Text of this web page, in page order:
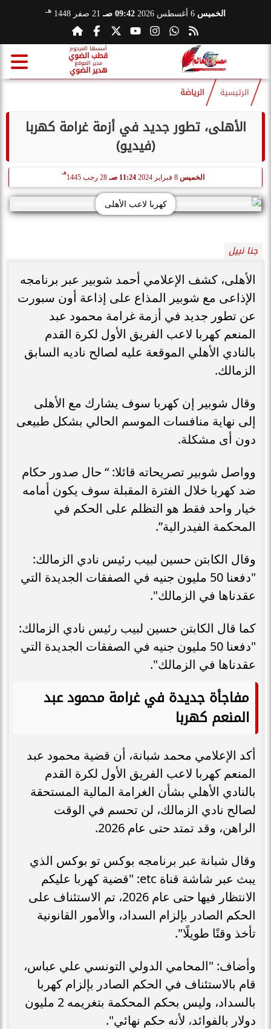
الخميس 09:42 صـ 21 صفر 1448 هـ
أسسها المرحوم
قطب الضوي
مدير الموقع
هدير الضوي
الرئيسية الرياضة
الأهلى، تطور جديد في أزمة غرامة كهربا
(فيديو)
الخميس 11:24 صـ 28 رجب 1445
هـ
كهربا لاعب الأهلى
جنا نبيل
الأهلى، كشف الإعلامي أحمد شوبير عبر برنامجه
الإذاعى مع شوبير المذاع على إذاعة أون سبورت
عن تطور جديد في أزمة غرامة محمود عبد
المنعم كهربا لاعب الفريق الأول لكرة القدم
بالنادي الأهلي الموقعة عليه لصالح ناديه السابق
الزمالك.
وقال شوبير إن كهربا سوف يشارك مع الأهلى
إلى نهاية منافسات الموسم الحالي بشكل طبيعى
دون أى مشكلة.
وواصل شوبير تصريحاته قائلا: “ حال صدور حكام
ضد كهربا خلال الفترة المقبلة سوف يكون أمامه
خيار واحد فقط هو التظلم على الحكم في
المحكمة الفيدرالية”.
وقال الكابتن حسين لبيب رئيس نادي الزمالك:
"دفعنا 50 مليون جنيه في الصفقات الجديدة التي
عقدناها في الزمالك".
كما قال الكابتن حسين لبيب رئيس نادي الزمالك:
"دفعنا 50 مليون جنيه في الصفقات الجديدة التي
عقدناها في الزمالك".
مفاجأة جديدة في غرامة محمود عبد
المنعم كهربا
أكد الإعلامي محمد شبانة، أن قضية محمود عبد
المنعم كهربا لاعب الفريق الأول لكرة القدم
بالنادي الأهلي بشأن الغرامة المالية المستحقة
لصالح نادي الزمالك، لن تحسم في الوقت
الراهن، وقد تمتد حتى عام 2026.
وقال شبانة عبر برنامجه بوكس تو بوكس الذي
يبث عبر شاشة قناة etc: "قضية كهربا عليكم
الانتظار فيها حتى عام 2026، تم الاستئناف على
الحكم الصادر بإلزام السداد، والأمور القانونية
تأخذ وقتًا طويلًا".
وأضاف: "المحامي الدولي التونسي علي عباس،
قام بالاستئناف في الحكم الصادر بإلزام كهربا
بالسداد، وليس بحكم المحكمة بتغريمه 2 مليون
دولار بالفوائد، لأنه حكم نهائي".